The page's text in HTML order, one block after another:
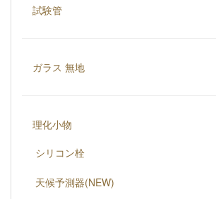
試験管
ガラス 無地
理化小物
シリコン栓
天候予測器(NEW)